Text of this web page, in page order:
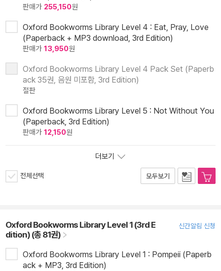
판매가 255,150원
Oxford Bookworms Library Level 4 : Eat, Pray, Love
(Paperback + MP3 download, 3rd Edition)
판매가 13,950원
Oxford Bookworms Library Level 4 Pack Set (Paperb
ack 35권, 음원 미포함, 3rd Edition)
절판
Oxford Bookworms Library Level 5 : Not Without You
(Paperback, 3rd Edition)
판매가 12,150원
더보기
전체선택 모두보기
Oxford Bookworms Library Level 1 (3rd E
dition) (총 81권)
신간알림 신청
Oxford Bookworms Library Level 1 : Pompeii (Paperb
ack + MP3, 3rd Edition)